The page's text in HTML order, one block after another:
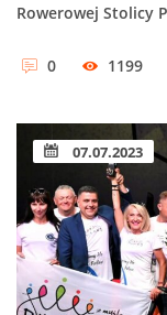
Rowerowej Stolicy
0 1199
07.07.2023